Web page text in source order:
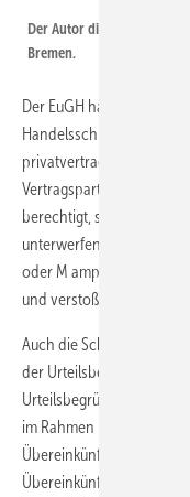
Der Autor dieses
Bremen.
Der EuGH hat in seiner
privatvertraglichen
Vertragsparteien seien im
berechtigt, sich der
unterwerfen.
oder M amp;A-Verträgen
und verstoßen nicht gegen
Auch die
der Urteilsbegründung
Urteilsbegründung
im Rahmen ihrer
Übereinkünfte auch den
Übereinkünfte